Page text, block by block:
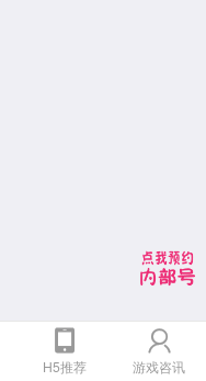
H5推荐 游戏咨讯